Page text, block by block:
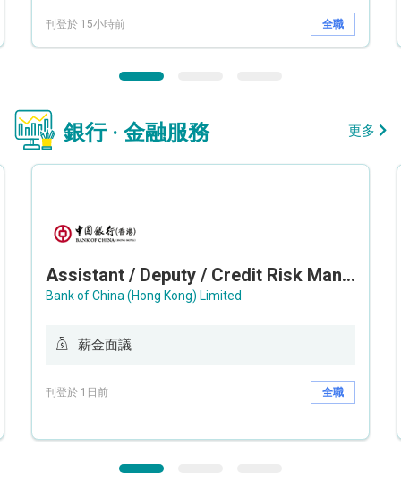
刊登於 15小時前 全職
銀行 · 金融服務 更多
Assistant / Deputy / Credit Risk Manager (Credit Monitoring)
Bank of China (Hong Kong) Limited
薪金面議
刊登於 1日前 全職